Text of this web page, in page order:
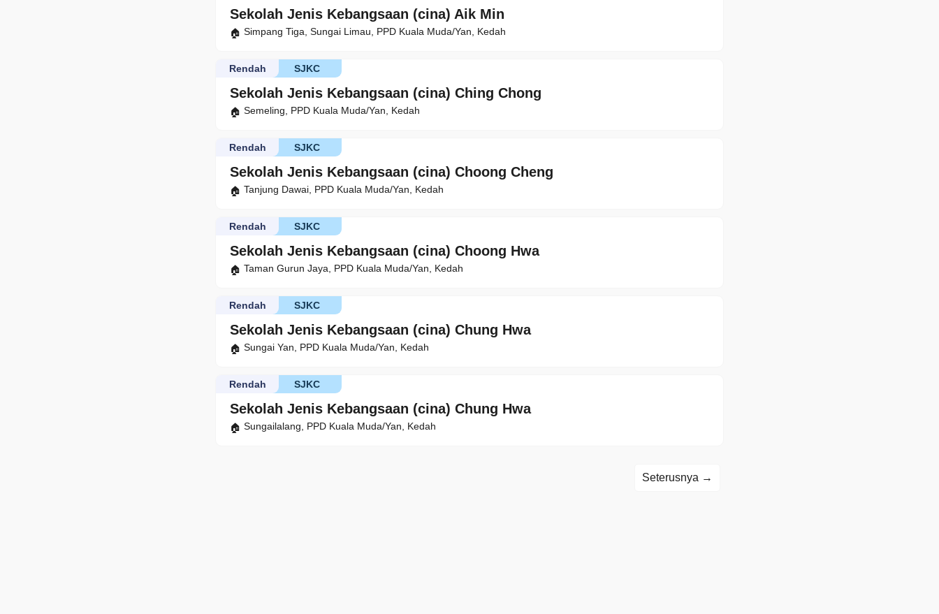
Sekolah Jenis Kebangsaan (cina) Aik Min
Simpang Tiga, Sungai Limau, PPD Kuala Muda/Yan, Kedah
Sekolah Jenis Kebangsaan (cina) Ching Chong
SJKC
Rendah
Semeling, PPD Kuala Muda/Yan, Kedah
Sekolah Jenis Kebangsaan (cina) Choong Cheng
SJKC
Rendah
Tanjung Dawai, PPD Kuala Muda/Yan, Kedah
Sekolah Jenis Kebangsaan (cina) Choong Hwa
SJKC
Rendah
Taman Gurun Jaya, PPD Kuala Muda/Yan, Kedah
Sekolah Jenis Kebangsaan (cina) Chung Hwa
SJKC
Rendah
Sungai Yan, PPD Kuala Muda/Yan, Kedah
Sekolah Jenis Kebangsaan (cina) Chung Hwa
SJKC
Rendah
Sungailalang, PPD Kuala Muda/Yan, Kedah
Seterusnya →